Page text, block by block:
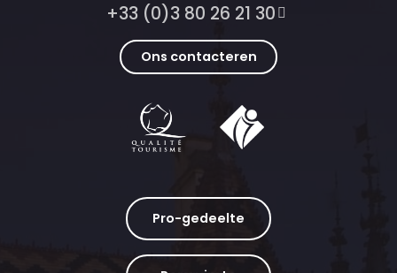
+33 (0)3 80 26 21 30
Ons contacteren
Pro-gedeelte